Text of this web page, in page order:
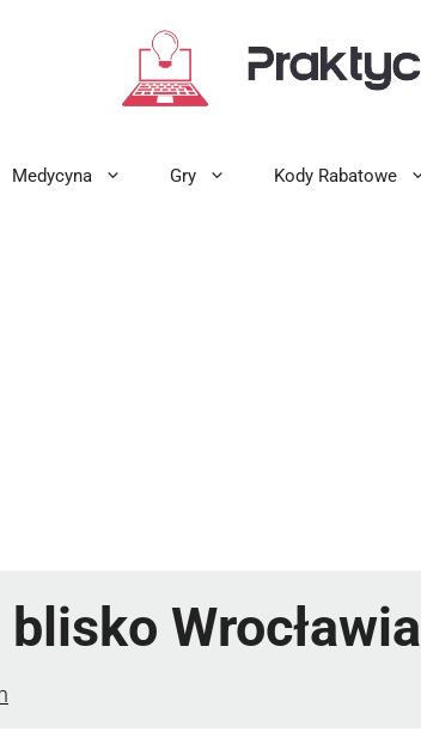
Medycyna Gry Kody Rabatowe
Wrocławia